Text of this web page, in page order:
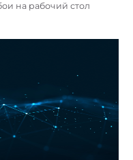
на рабочий стол